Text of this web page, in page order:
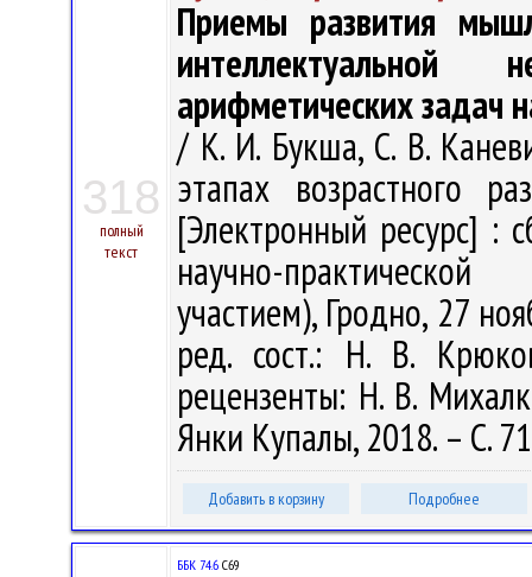
318
полный
текст
Приемы развития
интеллектуальной
арифметических задач
/ К. И. Букша, С. В.
этапах возрастного
[Электронный ресурс] :
научно-
участием), Гродно, 27
ред. сост.: Н. В.
рецензенты: Н. В.
Янки Купалы, 2018. – С.
Добавить в корзину Подробнее
ББК 74.6 С69